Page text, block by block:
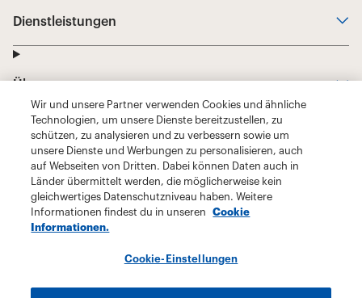
Wir und unsere Partner verwenden Cookies und ähnliche
Technologien, um unsere Dienste bereitzustellen, zu
schützen, zu analysieren und zu verbessern sowie um
unsere Dienste und Werbungen zu personalisieren, auch
auf Webseiten von Dritten. Dabei können Daten auch in
Länder übermittelt werden, die möglicherweise kein
gleichwertiges Datenschutzniveau haben. Weitere
Informationen findest du in unseren
Cookie
Informationen.
Cookie-Einstellungen